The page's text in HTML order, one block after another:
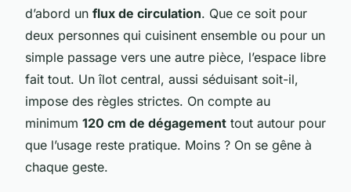
d’abord un flux de circulation. Que ce soit pour
deux personnes qui cuisinent ensemble ou pour un
simple passage vers une autre pièce, l’espace libre
fait tout. Un îlot central, aussi séduisant soit-il,
impose des règles strictes. On compte au
minimum 120 cm de dégagement tout autour pour
que l’usage reste pratique. Moins ? On se gêne à
chaque geste.